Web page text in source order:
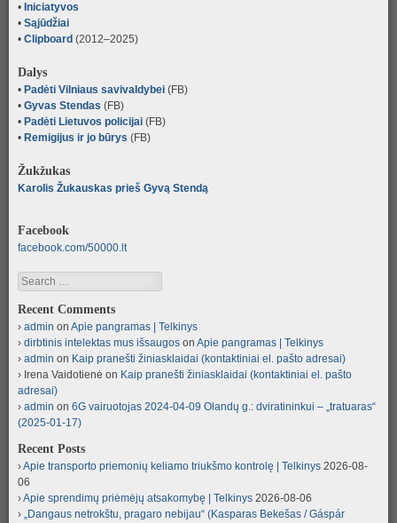
• Iniciatyvos
• Sąjūdžiai
• Clipboard (2012–2025)
Dalys
• Padėti Vilniaus savivaldybei (FB)
• Gyvas Stendas (FB)
• Padėti Lietuvos policijai (FB)
• Remigijus ir jo būrys (FB)
Žukžukas
Karolis Žukauskas prieš Gyvą Stendą
Facebook
facebook.com/50000.lt
Search
Recent Comments
admin on Apie pangramas | Telkinys
dirbtinis intelektas mus išsaugos on Apie pangramas | Telkinys
admin on Kaip pranešti žiniasklaidai (kontaktiniai el. pašto adresai)
Irena Vaidotienė on Kaip pranešti žiniasklaidai (kontaktiniai el. pašto
adresai)
admin on 6G vairuotojas 2024-04-09 Olandų g.: dviratininkui – „tratuaras“
(2025-01-17)
Recent Posts
Apie transporto priemonių keliamo triukšmo kontrolę | Telkinys 2026-08-
06
Apie sprendimų priėmėjų atsakomybę | Telkinys 2026-08-06
„Dangaus netrokštu, pragaro nebijau“ (Kasparas Bekešas / Gáspár